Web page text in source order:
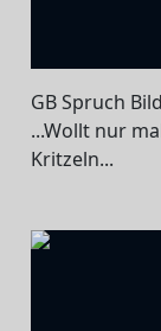
GB Spruch
...Wollt nur
Kritzeln...